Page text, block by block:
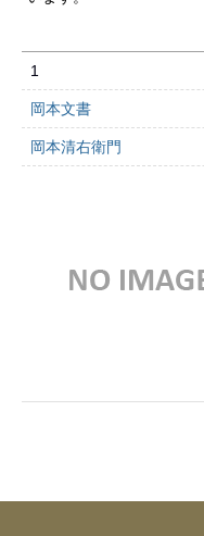
1
岡本文書
岡本清右衛門